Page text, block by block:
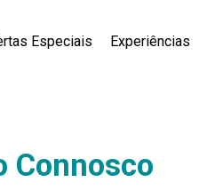
Especiais Experiências
Connosco